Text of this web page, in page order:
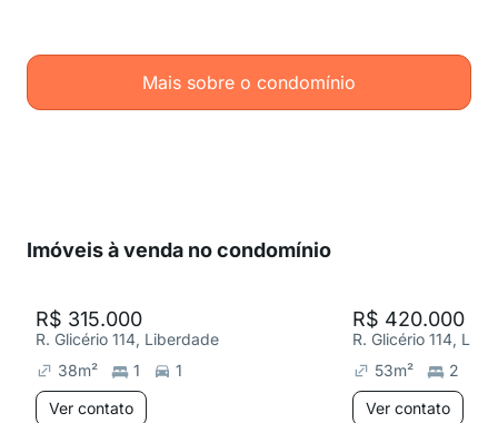
Mais sobre o condomínio
Imóveis à venda no condomínio
R$ 315.000
R. Glicério 114, Liberdade
38m² 1
1
Ver contato
R$ 420.000
R. Glicério 114,
53m² 2
Ver contato